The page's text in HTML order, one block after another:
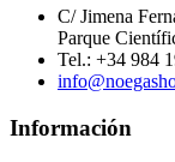
C/ Jimena
Parque
Tel.: +34 984
Información